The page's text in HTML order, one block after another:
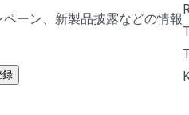
ーン、新製品披露などの情報
録